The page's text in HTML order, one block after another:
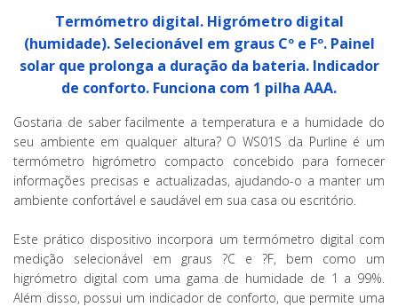
Termómetro digital. Higrómetro digital
(humidade). Selecionável em graus Cº e Fº. Painel
solar que prolonga a duração da bateria. Indicador
de conforto. Funciona com 1 pilha AAA.
Gostaria de saber facilmente a temperatura e a humidade do
seu ambiente em qualquer altura? O WS01S da Purline é um
termómetro higrómetro compacto concebido para fornecer
informações precisas e actualizadas, ajudando-o a manter um
ambiente confortável e saudável em sua casa ou escritório.
Este prático dispositivo incorpora um termómetro digital com
medição selecionável em graus ?C e ?F, bem como um
higrómetro digital com uma gama de humidade de 1 a 99%.
Além disso, possui um indicador de conforto, que permite uma